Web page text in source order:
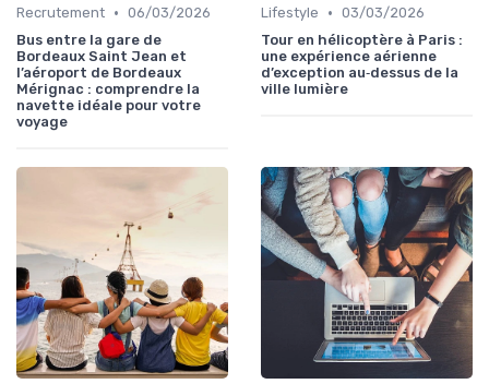
Recrutement • 06/03/2026
Bus entre la gare de
Bordeaux Saint Jean et
l’aéroport de Bordeaux
Mérignac : comprendre la
navette idéale pour votre
voyage
Lifestyle • 03/03/2026
Tour en hélicoptère à Paris :
une expérience aérienne
d’exception au‑dessus de la
ville lumière